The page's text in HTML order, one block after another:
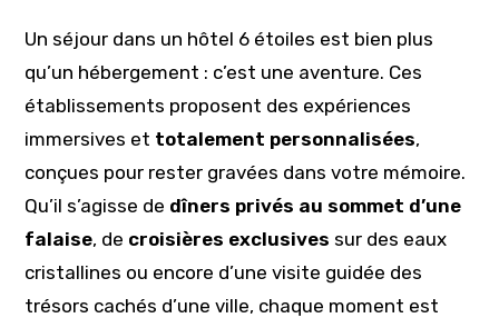
Un séjour dans un hôtel 6 étoiles est bien plus
qu’un hébergement : c’est une aventure. Ces
établissements proposent des expériences
immersives et totalement personnalisées,
conçues pour rester gravées dans votre mémoire.
Qu’il s’agisse de dîners privés au sommet d’une
falaise, de croisières exclusives sur des eaux
cristallines ou encore d’une visite guidée des
trésors cachés d’une ville, chaque moment est